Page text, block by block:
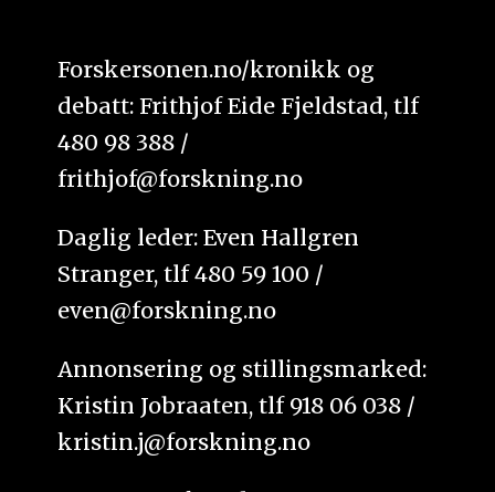
Forskersonen.no/kronikk og
debatt: Frithjof Eide Fjeldstad, tlf
480 98 388 /
frithjof@forskning.no
Daglig leder: Even Hallgren
Stranger, tlf 480 59 100 /
even@forskning.no
Annonsering og stillingsmarked:
Kristin Jobraaten, tlf 918 06 038 /
kristin.j@forskning.no